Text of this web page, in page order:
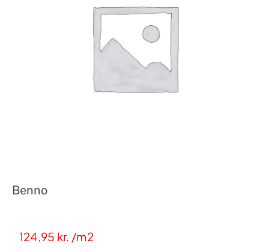
Benno
124,95 kr. /m2